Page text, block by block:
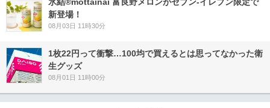
新登場！
08月03日 11時30分
1枚22円って衝撃…100均で買えるとは思ってなかった衛
生グッズ
08月01日 11時00分